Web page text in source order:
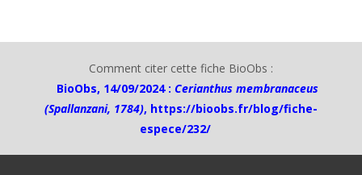
Comment citer cette fiche BioObs :
BioObs, 14/09/2024 : Cerianthus membranaceus
(Spallanzani, 1784), https://bioobs.fr/blog/fiche-
espece/232/